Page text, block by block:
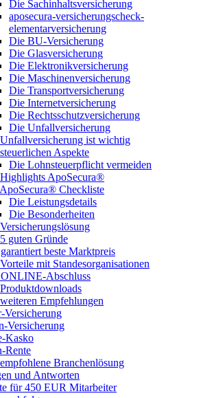
Die Sachinhaltsversicherung
aposecura-versicherungscheck-
elementarversicherung
Die BU-Versicherung
Die Glasversicherung
Die Elektronikversicherung
Die Maschinenversicherung
Die Transportversicherung
Die Internetversicherung
Die Rechtsschutzversicherung
Die Unfallversicherung
ist wichtig
Aspekte
Die Lohnsteuerpflicht vermeiden
ApoSecura®
Checkliste
Die Leistungsdetails
Die Besonderheiten
guten Gründe
beste Marktpreis
mit Standesorganisationen
Abschluss
Empfehlungen
Versicherung
Versicherung
Kasko
Rente
Branchenlösung
und Antworten
für 450 EUR Mitarbeiter